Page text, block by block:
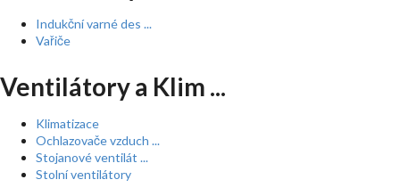
Indukční varné des ...
Vařiče
Ventilátory a Klim ...
Klimatizace
Ochlazovače vzduch ...
Stojanové ventilát ...
Stolní ventilátory